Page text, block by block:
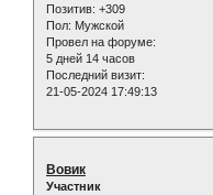
Позитив: +309
Пол: Мужской
Провел на форуме:
5 дней 14 часов
Последний визит:
21-05-2024 17:49:13
Вовик
Участник